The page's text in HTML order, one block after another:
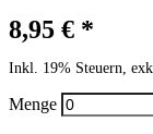
8,95 € *
Inkl. 19% Steuern,
Menge